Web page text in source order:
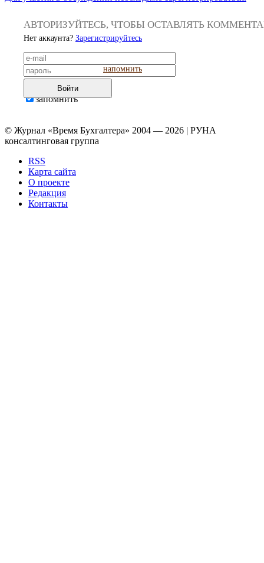
АВТОРИЗУЙТЕСЬ, ЧТОБЫ ОСТАВЛЯТЬ
Нет аккаунта? Зарегистрируйтесь
напомнить
Войти
запомнить
© Журнал «Время Бухгалтера» 2004 — 2026 | РУНА
консалтинговая группа
RSS
Карта сайта
О проекте
Редакция
Контакты